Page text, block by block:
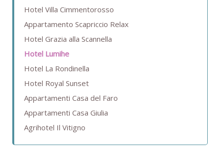
Hotel Villa Cimmentorosso
Appartamento Scapriccio Relax
Hotel Grazia alla Scannella
Hotel Lumihe
Hotel La Rondinella
Hotel Royal Sunset
Appartamenti Casa del Faro
Appartamenti Casa Giulia
Agrihotel Il Vitigno